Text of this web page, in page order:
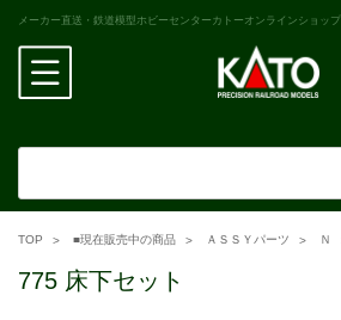
メーカー直送・鉄道模型ホビーセンターカトーオンラインショップ
TOP ■現在販売中の商品 ＡＳＳＹパーツ Ｎ
775 床下セット